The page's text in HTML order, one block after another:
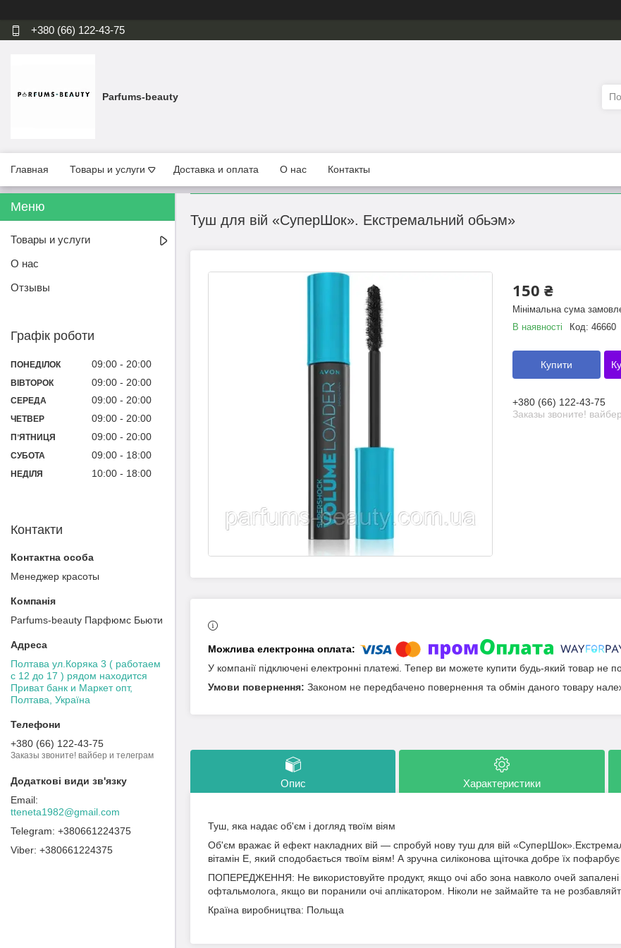
+380 (66) 122-43-75
Parfums-beauty
Главная Товары и услуги Доставка и оплата О нас Контакты
Туш для вій «СуперШок». Екстремальний обьэм»
150 ₴
Мінімальна сума
В наявності
Код: 46660
Купити
+380 (66) 122-43-75
Заказы звоните!
У компанії підключені електронні платежі. Тепер ви можете купити будь-який товар не
Законом не передбачено повернення та обмін даного товару
Опис Характеристики
Туш, яка надає об'єм і догляд твоїм віям
Об'єм вражає й ефект накладних вій — спробуй нову туш для вій
вітамін Е, який сподобається твоїм віям! А зручна силіконова щіточка добре їх пофарбує
ПОПЕРЕДЖЕННЯ: Не використовуйте продукт, якщо очі або зона навколо очей запалені
офтальмолога, якщо ви поранили очі аплікатором. Ніколи не займайте та не
Країна виробництва: Польща
Товары и услуги
О нас
Отзывы
Графік роботи
ПОНЕДІЛОК 09:00 20:00
ВІВТОРОК 09:00 20:00
СЕРЕДА 09:00 20:00
ЧЕТВЕР 09:00 20:00
ПʼЯТНИЦЯ 09:00 20:00
СУБОТА 09:00 18:00
НЕДІЛЯ 10:00 18:00
Контакти
Менеджер красоты
Parfums-beauty Парфюмс Бьюти
Полтава ул.Коряка 3 ( работаем
с 12 до 17 ) рядом находится
Приват банк и Маркет опт,
Полтава, Україна
+380 (66) 122-43-75
Заказы звоните! вайбер и телеграм
tteneta1982@gmail.com
+380661224375
+380661224375